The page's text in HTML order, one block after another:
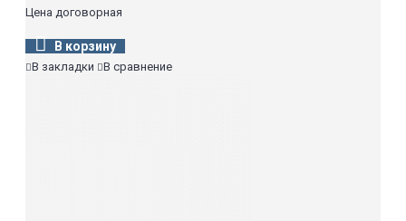
Цена договорная
В корзину
В закладки В сравнение